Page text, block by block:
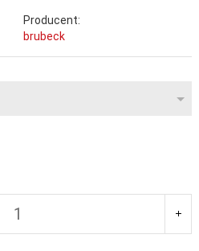
Producent:
brubeck